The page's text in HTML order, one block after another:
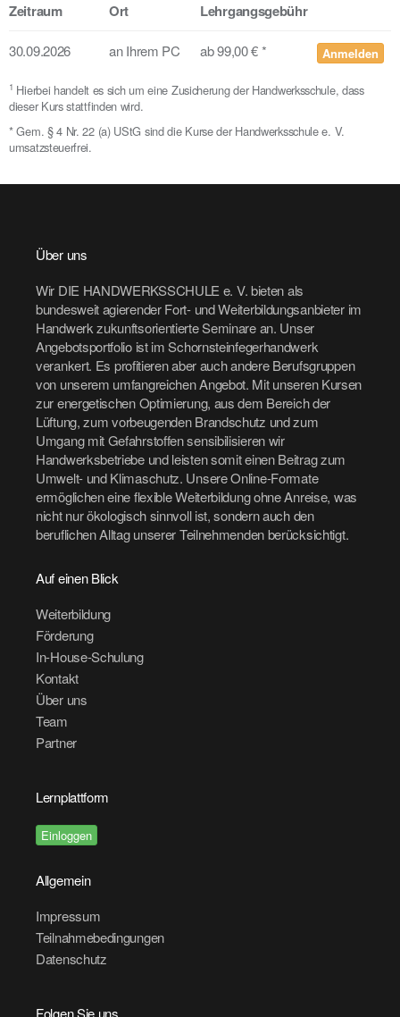
Zeitraum Ort Lehrgangsgebühr
30.09.2026 an Ihrem PC ab 99,00 € * Anmelden
1 Hierbei handelt es sich um eine Zusicherung der Handwerksschule, dass
dieser Kurs stattfinden wird.
* Gem. § 4 Nr. 22 (a) UStG sind die Kurse der Handwerksschule e. V.
umsatzsteuerfrei.
Über uns
Wir DIE HANDWERKSSCHULE e. V. bieten als
bundesweit agierender Fort- und Weiterbildungsanbieter im
Handwerk zukunftsorientierte Seminare an. Unser
Angebotsportfolio ist im Schornsteinfegerhandwerk
verankert. Es profitieren aber auch andere Berufsgruppen
von unserem umfangreichen Angebot. Mit unseren Kursen
zur energetischen Optimierung, aus dem Bereich der
Lüftung, zum vorbeugenden Brandschutz und zum
Umgang mit Gefahrstoffen sensibilisieren wir
Handwerksbetriebe und leisten somit einen Beitrag zum
Umwelt- und Klimaschutz. Unsere Online-Formate
ermöglichen eine flexible Weiterbildung ohne Anreise, was
nicht nur ökologisch sinnvoll ist, sondern auch den
beruflichen Alltag unserer Teilnehmenden berücksichtigt.
Auf einen Blick
Weiterbildung
Förderung
In-House-Schulung
Kontakt
Über uns
Team
Partner
Lernplattform
Einloggen
Allgemein
Impressum
Teilnahmebedingungen
Datenschutz
Folgen Sie uns